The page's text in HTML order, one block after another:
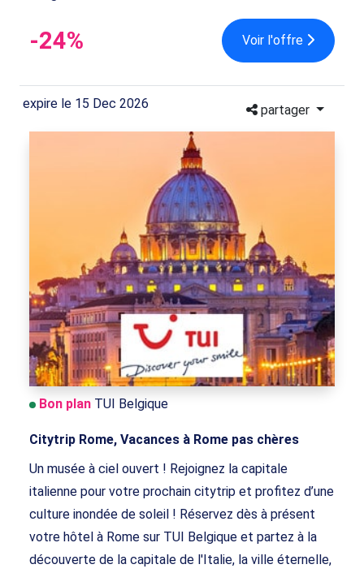
-24% Voir l'offre
expire le 15 Dec 2026 partager
Bon plan TUI Belgique
Citytrip Rome, Vacances à Rome pas chères
Un musée à ciel ouvert ! Rejoignez la capitale
italienne pour votre prochain citytrip et profitez d’une
culture inondée de soleil ! Réservez dès à présent
votre hôtel à Rome sur TUI Belgique et partez à la
découverte de la capitale de l'Italie, la ville éternelle,